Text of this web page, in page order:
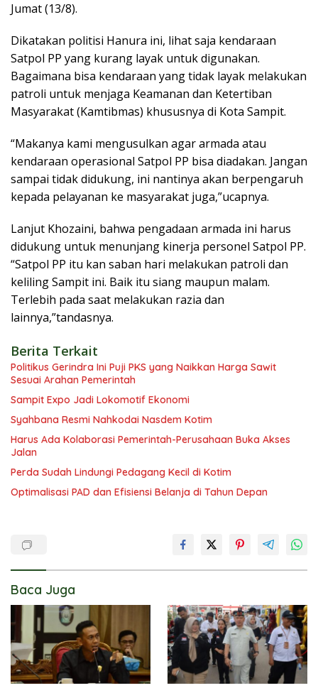
Jumat (13/8).
Dikatakan politisi Hanura ini, lihat saja kendaraan
Satpol PP yang kurang layak untuk digunakan.
Bagaimana bisa kendaraan yang tidak layak melakukan
patroli untuk menjaga Keamanan dan Ketertiban
Masyarakat (Kamtibmas) khususnya di Kota Sampit.
“Makanya kami mengusulkan agar armada atau
kendaraan operasional Satpol PP bisa diadakan. Jangan
sampai tidak didukung, ini nantinya akan berpengaruh
kepada pelayanan ke masyarakat juga,”ucapnya.
Lanjut Khozaini, bahwa pengadaan armada ini harus
didukung untuk menunjang kinerja personel Satpol PP.
“Satpol PP itu kan saban hari melakukan patroli dan
keliling Sampit ini. Baik itu siang maupun malam.
Terlebih pada saat melakukan razia dan
lainnya,”tandasnya.
Berita Terkait
Politikus Gerindra Ini Puji PKS yang Naikkan Harga Sawit
Sesuai Arahan Pemerintah
Sampit Expo Jadi Lokomotif Ekonomi
Syahbana Resmi Nahkodai Nasdem Kotim
Harus Ada Kolaborasi Pemerintah-Perusahaan Buka Akses
Jalan
Perda Sudah Lindungi Pedagang Kecil di Kotim
Optimalisasi PAD dan Efisiensi Belanja di Tahun Depan
Baca Juga